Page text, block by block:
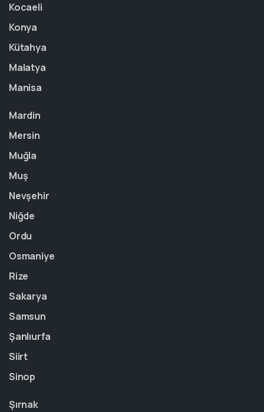
Kocaeli
Konya
Kütahya
Malatya
Manisa
Mardin
Mersin
Muğla
Muş
Nevşehir
Niğde
Ordu
Osmaniye
Rize
Sakarya
Samsun
Şanlıurfa
Siirt
Sinop
Şırnak